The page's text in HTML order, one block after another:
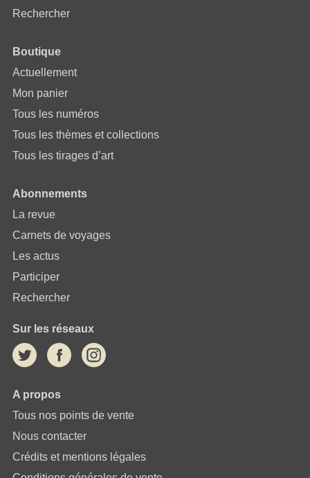
Rechercher
Boutique
Actuellement
Mon panier
Tous les numéros
Tous les thèmes et collections
Tous les tirages d’art
Abonnements
La revue
Carnets de voyages
Les actus
Participer
Rechercher
Sur les réseaux
A propos
Tous nos points de vente
Nous contacter
Crédits et mentions légales